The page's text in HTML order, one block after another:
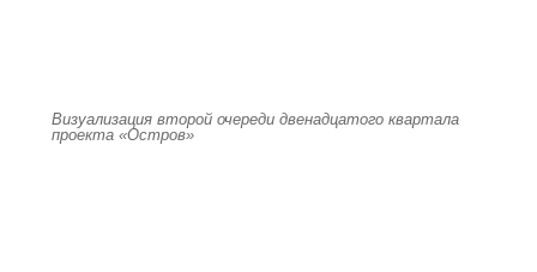
Визуализация второй очереди двенадцатого квартала
проекта «Остров»